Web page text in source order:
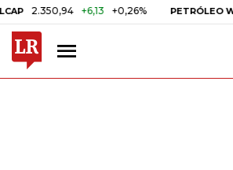
+6,13 +0,26% PETRÓLEO WTI